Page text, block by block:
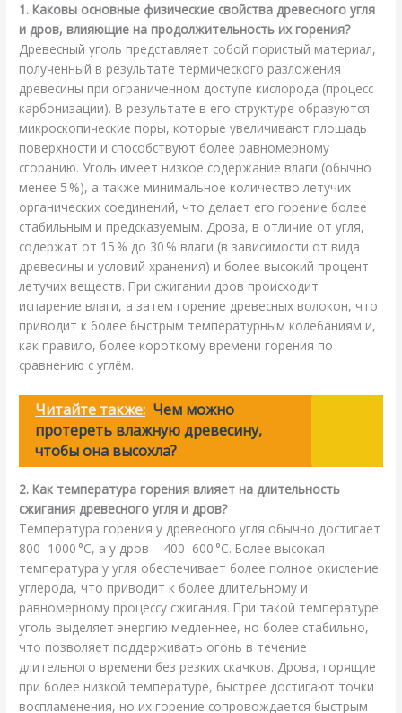
1. Каковы основные физические свойства древесного угля
и дров, влияющие на продолжительность их горения?
Древесный уголь представляет собой пористый материал,
полученный в результате термического разложения
древесины при ограниченном доступе кислорода (процесс
карбонизации). В результате в его структуре образуются
микроскопические поры, которые увеличивают площадь
поверхности и способствуют более равномерному
сгоранию. Уголь имеет низкое содержание влаги (обычно
менее 5 %), а также минимальное количество летучих
органических соединений, что делает его горение более
стабильным и предсказуемым. Дрова, в отличие от угля,
содержат от 15 % до 30 % влаги (в зависимости от вида
древесины и условий хранения) и более высокий процент
летучих веществ. При сжигании дров происходит
испарение влаги, а затем горение древесных волокон, что
приводит к более быстрым температурным колебаниям и,
как правило, более короткому времени горения по
сравнению с углём.
Читайте также: Чем можно
протереть влажную древесину,
чтобы она высохла?
2. Как температура горения влияет на длительность
сжигания древесного угля и дров?
Температура горения у древесного угля обычно достигает
800–1000 °C, а у дров – 400–600 °C. Более высокая
температура у угля обеспечивает более полное окисление
углерода, что приводит к более длительному и
равномерному процессу сжигания. При такой температуре
уголь выделяет энергию медленнее, но более стабильно,
что позволяет поддерживать огонь в течение
длительного времени без резких скачков. Дрова, горящие
при более низкой температуре, быстрее достигают точки
воспламенения, но их горение сопровождается быстрым